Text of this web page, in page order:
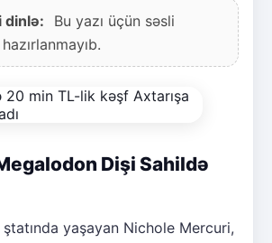
dinlə:
Bu yazı üçün səsli
Dişi Sahildə
ştatında yaşayan Nichole Mercuri,